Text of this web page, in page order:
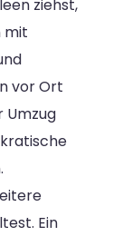
ziehst,
mit
vor Ort
Umzug
Ein